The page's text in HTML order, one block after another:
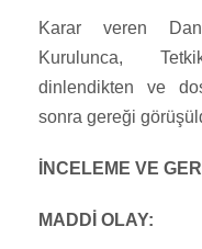
Karar veren
Kurulunca,
dinlendikten ve
sonra gereği
İNCELEME VE
MADDİ OLAY: